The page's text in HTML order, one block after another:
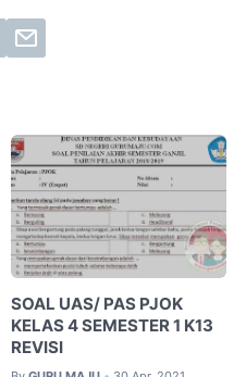
SOAL UAS/ PAS PJOK
KELAS 4 SEMESTER 1 K13
REVISI